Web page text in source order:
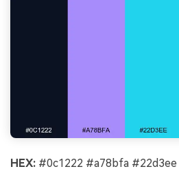
HEX: #0c1222 #a78bfa